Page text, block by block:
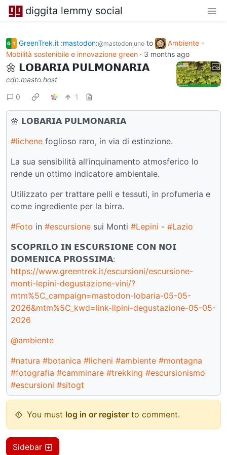
diggita lemmy social
GreenTrek.it :mastodon:@mastodon.uno to
Ambiente -
Mobilità sostenibile e innovazione green · 3 months ago
🌼 𝗟𝗢𝗕𝗔𝗥𝗜𝗔 𝗣𝗨𝗟𝗠𝗢𝗡𝗔𝗥𝗜𝗔
cdn.masto.host
0
1
🌼 𝗟𝗢𝗕𝗔𝗥𝗜𝗔 𝗣𝗨𝗟𝗠𝗢𝗡𝗔𝗥𝗜𝗔
#lichene foglioso raro, in via di estinzione.
La sua sensibilità all’inquinamento atmosferico lo
rende un ottimo indicatore ambientale.
Utilizzato per trattare pelli e tessuti, in profumeria e
come ingrediente per la birra.
#Foto in #escursione sui Monti #Lepini - #Lazio
𝗦𝗖𝗢𝗣𝗥𝗜𝗟𝗢 𝗜𝗡 𝗘𝗦𝗖𝗨𝗥𝗦𝗜𝗢𝗡𝗘 𝗖𝗢𝗡 𝗡𝗢𝗜
𝗗𝗢𝗠𝗘𝗡𝗜𝗖𝗔 𝗣𝗥𝗢𝗦𝗦𝗜𝗠𝗔:
https://www.greentrek.it/escursioni/escursione-
monti-lepini-degustazione-vini/?
mtm%5C_campaign=mastodon-lobaria-05-05-
2026&mtm%5C_kwd=link-lipini-degustazione-05-05-
2026
@ambiente
#natura #botanica #licheni #ambiente #montagna
#fotografia #camminare #trekking #escursionismo
#escursioni #sitogt
You must log in or register to comment.
Sidebar